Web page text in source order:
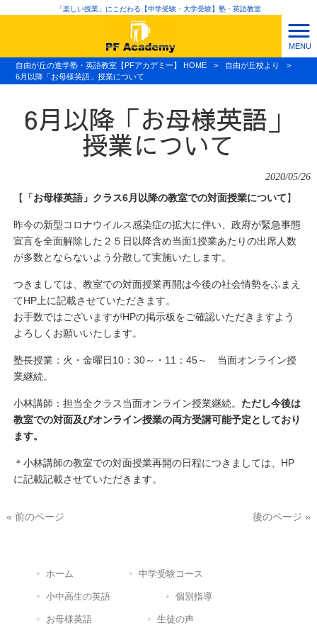
「楽しい授業」にこだわる【中学受験・大学受験】塾・英語教室
MENU
自由が丘の進学塾・英語教室【PFアカデミー】 HOME > 自由が丘校より
>
6月以降「お母様英語」授業について
6月以降「お母様英語」
授業について
2020/05/26
【
「お母様英語」クラス6月以降の教室での対面授業について】
昨今の新型コロナウイルス感染症の拡大に伴い、 政府が緊急事態
宣言を全面解除した２５日以降含め当面1授業あたりの出席人数
が多数とならないよう分散して実施いたします。
つきましては、教室での対面授業再開は今後の社会情勢をふまえ
てHP上に記載させていただきます。
お手数ではございますがHPの掲示板をご確認いただきますよう
よろしくお願いいたします。
塾長授業：火・金曜日10：30～・11：45～ 当面オンライン授
業継続。
小林講師：担当全クラス当面オンライン授業継続。 ただし今後は
教室での対面及びオンライン授業の両方受講可能予定としており
ます。
＊小林講師の教室での対面授業再開の日程につきましては、HP
に記載記載させていただきます。
« 前のページ 後のページ »
ホーム 中学受験コース
小中高生の英語 個別指導
お母様英語 生徒の声